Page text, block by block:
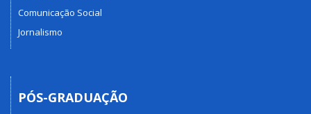
Comunicação Social
Jornalismo
PÓS-GRADUAÇÃO